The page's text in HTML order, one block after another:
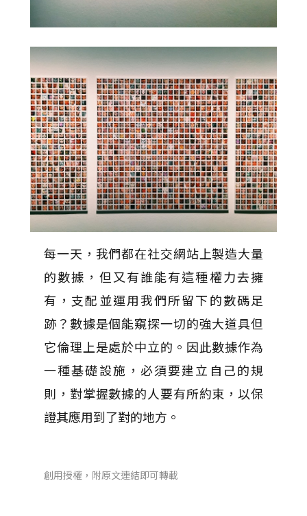
每一天，我們都在社交網站上製造大量
的數據，但又有誰能有這種權力去擁
有，支配並運用我們所留下的數碼足
跡？數據是個能窺探一切的強大道具但
它倫理上是處於中立的。因此數據作為
一種基礎設施，必須要建立自己的規
則，對掌握數據的人要有所約束，以保
證其應用到了對的地方。
創用授權，附原文連結即可轉載